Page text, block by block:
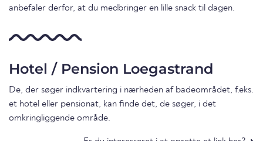
anbefaler derfor, at du medbringer en lille snack til dagen.
Hotel / Pension Loegastrand
De, der søger indkvartering i nærheden af badeområdet, f.eks.
et hotel eller pensionat, kan finde det, de søger, i det
omkringliggende område.